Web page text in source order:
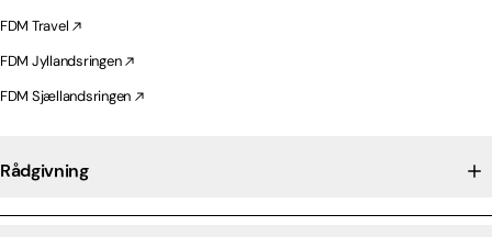
FDM Travel
FDM Jyllandsringen
FDM Sjællandsringen
Rådgivning